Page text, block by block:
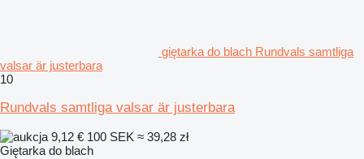
giętarka do blach Rundvals samtliga
valsar är justerbara
10
Rundvals samtliga valsar är justerbara
9,12 € 100 SEK ≈ 39,28 zł
Giętarka do blach